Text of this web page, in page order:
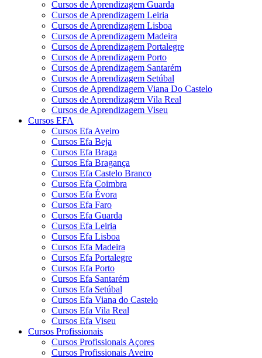
Cursos de Aprendizagem Guarda
Cursos de Aprendizagem Leiria
Cursos de Aprendizagem Lisboa
Cursos de Aprendizagem Madeira
Cursos de Aprendizagem Portalegre
Cursos de Aprendizagem Porto
Cursos de Aprendizagem Santarém
Cursos de Aprendizagem Setúbal
Cursos de Aprendizagem Viana Do Castelo
Cursos de Aprendizagem Vila Real
Cursos de Aprendizagem Viseu
Cursos EFA
Cursos Efa Aveiro
Cursos Efa Beja
Cursos Efa Braga
Cursos Efa Bragança
Cursos Efa Castelo Branco
Cursos Efa Coimbra
Cursos Efa Évora
Cursos Efa Faro
Cursos Efa Guarda
Cursos Efa Leiria
Cursos Efa Lisboa
Cursos Efa Madeira
Cursos Efa Portalegre
Cursos Efa Porto
Cursos Efa Santarém
Cursos Efa Setúbal
Cursos Efa Viana do Castelo
Cursos Efa Vila Real
Cursos Efa Viseu
Cursos Profissionais
Cursos Profissionais Açores
Cursos Profissionais Aveiro